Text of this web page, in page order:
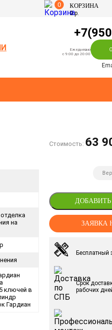
0 КОРЗИНА
0р.
Ежедневно
c 9:00 до 20:00
на
ключей в
Гардиан
Стоимость: 63
ЗАЯВКА
Бесплатный
Срок
рабочих